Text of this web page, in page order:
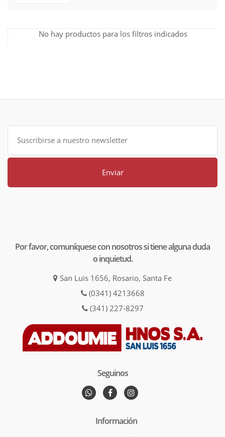
No hay productos para los filtros indicados
Enviar
Por favor, comuníquese con nosotros si tiene alguna duda
o inquietud.
San Luis 1656, Rosario, Santa Fe
(0341) 4213668
(341) 227-8297
Seguinos
Información